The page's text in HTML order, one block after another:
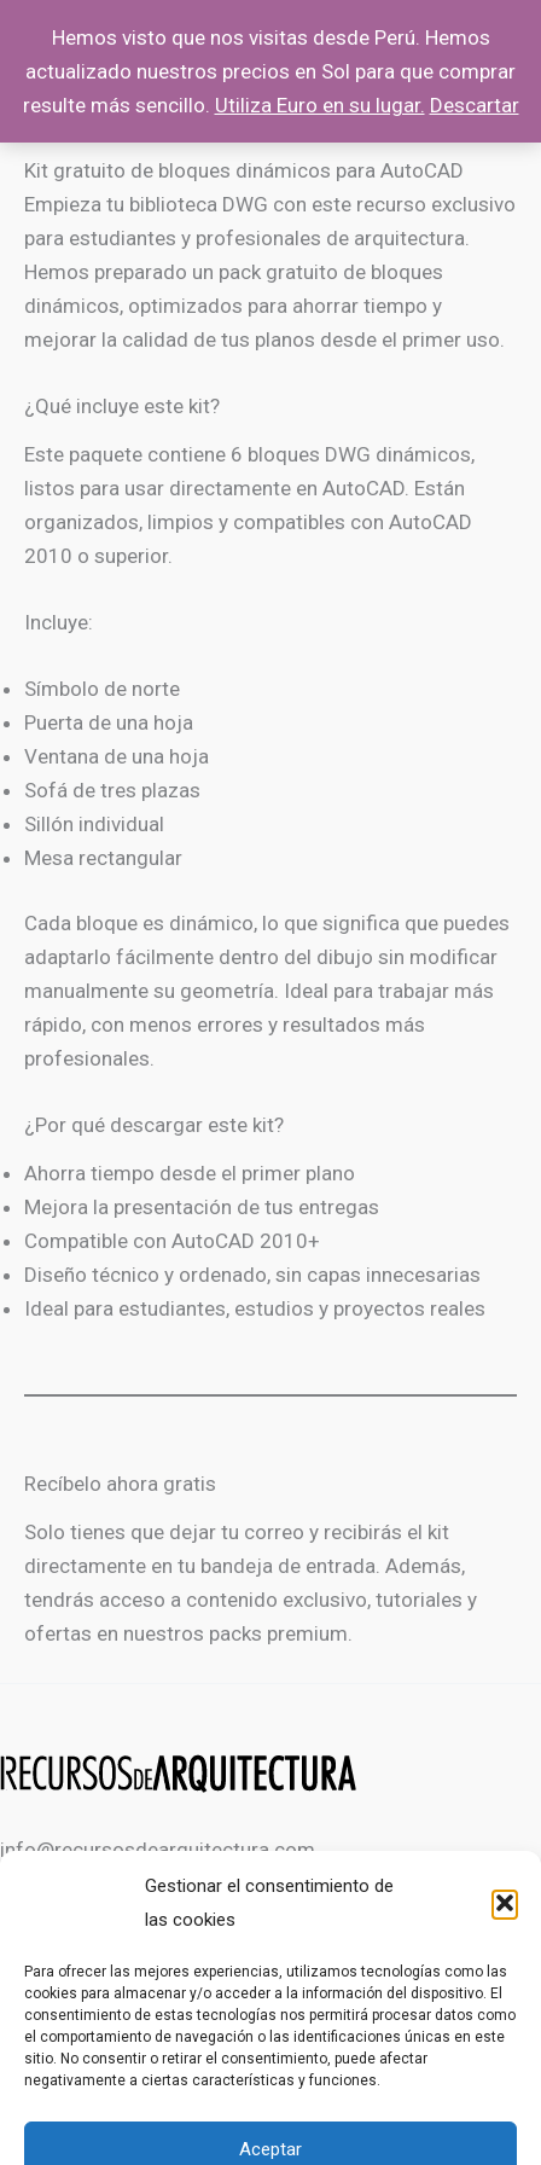
Gestionar el consentimiento de
las cookies
Para ofrecer las mejores experiencias, utilizamos tecnologías como las
cookies para almacenar y/o acceder a la información del dispositivo. El
consentimiento de estas tecnologías nos permitirá procesar datos como
el comportamiento de navegación o las identificaciones únicas en este
sitio. No consentir o retirar el consentimiento, puede afectar
negativamente a ciertas características y funciones.
Aceptar
contenido
Kit gratuito de bloques dinámicos para AutoCAD
Empieza tu biblioteca DWG con este recurso exclusivo
para estudiantes y profesionales de arquitectura.
Hemos preparado un pack gratuito de bloques
dinámicos, optimizados para ahorrar tiempo y
mejorar la calidad de tus planos desde el primer uso.
¿Qué incluye este kit?
Este paquete contiene 6 bloques DWG dinámicos,
listos para usar directamente en AutoCAD. Están
organizados, limpios y compatibles con AutoCAD
2010 o superior.
Incluye:
Símbolo de norte
Puerta de una hoja
Ventana de una hoja
Sofá de tres plazas
Sillón individual
Mesa rectangular
Cada bloque es dinámico, lo que significa que puedes
adaptarlo fácilmente dentro del dibujo sin modificar
manualmente su geometría. Ideal para trabajar más
rápido, con menos errores y resultados más
profesionales.
¿Por qué descargar este kit?
Ahorra tiempo desde el primer plano
Mejora la presentación de tus entregas
Compatible con AutoCAD 2010+
Diseño técnico y ordenado, sin capas innecesarias
Ideal para estudiantes, estudios y proyectos reales
Recíbelo ahora gratis
Solo tienes que dejar tu correo y recibirás el kit
directamente en tu bandeja de entrada. Además,
tendrás acceso a contenido exclusivo, tutoriales y
ofertas en nuestros packs premium.
info@recursosdearquitectura.com
OTROS RECURSOS
CURSO DE AUTOCAD GRATIS
CURSO DE AUTOCAD EN VÍDEOS
Hemos visto que nos visitas desde Perú. Hemos
actualizado nuestros precios en Sol para que comprar
resulte más sencillo. Utiliza Euro en su lugar. Descartar